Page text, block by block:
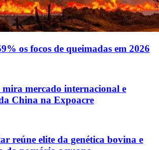
os focos de queimadas em 2026
mercado internacional e
China na Expoacre
reúne elite da genética bovina e